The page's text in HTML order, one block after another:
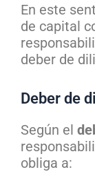
En este
de capital
deber de
Deber de
Según el
obliga a: